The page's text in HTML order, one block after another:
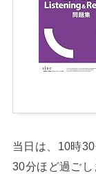
当日は、10時
30分ほど過ごし